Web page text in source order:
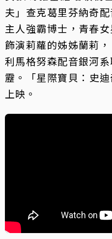
夫」查克葛里芬納奇
主人強霸博士，青春
飾演莉蘿的姊姊蘭莉
利馬格努森配音銀河
靂。「星際寶貝：史
上映。